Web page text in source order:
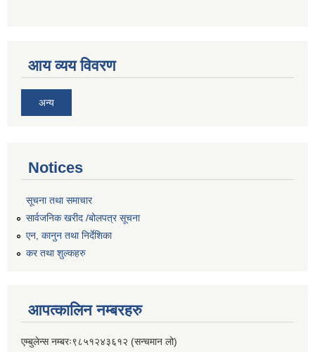
आय व्यय विवरण
अन्य
Notices
सूचना तथा समाचार
सार्वजनिक खरीद /बोलपत्र सूचना
एन, कानुन तथा निर्देशिका
कर तथा शुल्कहरु
आपत्कालिन नम्बरहरु
एम्बुलेन्स नम्बरः९८५१२४३६१२ (सन्चमान लो)